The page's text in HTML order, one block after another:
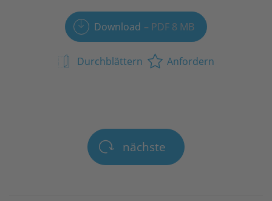
Download PDF 8 MB
Durchblättern Anfordern
nächste